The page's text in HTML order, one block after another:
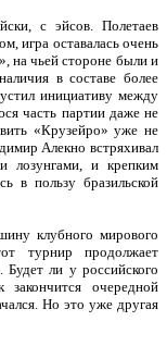
с эйсов. Полетаев
игра оставалась очень
на чьей стороне были и
в составе более
инициативу между
часть партии даже не
«Крузейро» уже не
Алекно встряхивал
лозунгами, и крепким
в пользу бразильской
клубного мирового
турнир продолжает
Будет ли у российского
очередной
Но это уже другая